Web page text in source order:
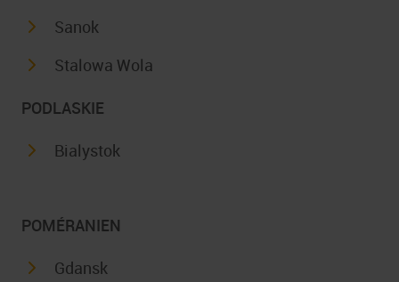
Sanok
Stalowa Wola
PODLASKIE
Bialystok
POMÉRANIEN
Gdansk